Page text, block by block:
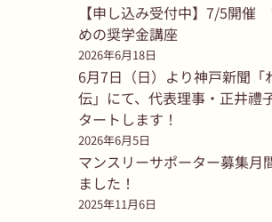
【申し込み受付中】7/5開催
めの奨学金講座
2026年6月18日
6月7日（日）より神戸新聞「
伝」にて、代表理事・正井禮
タートします！
2026年6月5日
マンスリーサポーター募集月
ました！
2025年11月6日